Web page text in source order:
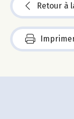
Retour à